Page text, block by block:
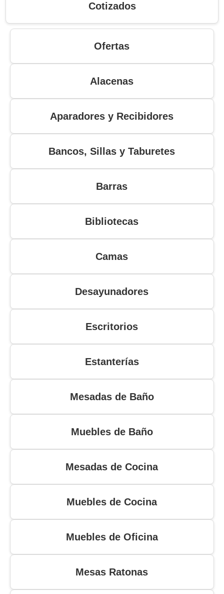
Cotizados
Ofertas
Alacenas
Aparadores y Recibidores
Bancos, Sillas y Taburetes
Barras
Bibliotecas
Camas
Desayunadores
Escritorios
Estanterías
Mesadas de Baño
Muebles de Baño
Mesadas de Cocina
Muebles de Cocina
Muebles de Oficina
Mesas Ratonas